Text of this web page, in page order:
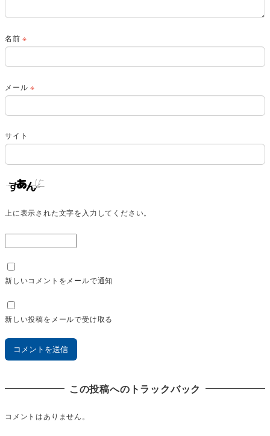
名前※
メール※
サイト
上に表示された文字を入力してください。
新しいコメントをメールで通知
新しい投稿をメールで受け取る
この投稿へのトラックバック
コメントはありません。